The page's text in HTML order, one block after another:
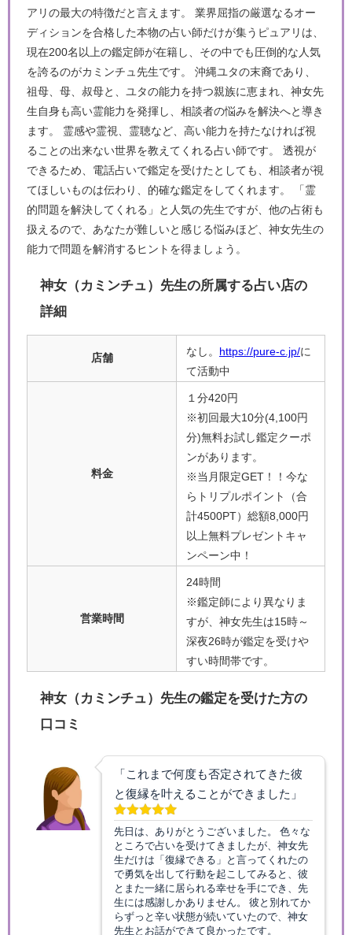
アリの最大の特徴だと言えます。 業界屈指の厳選なるオー
ディションを合格した本物の占い師だけが集うピュアリは、
現在200名以上の鑑定師が在籍し、その中でも圧倒的な人気
を誇るのがカミンチュ先生です。 沖縄ユタの末裔であり、
祖母、母、叔母と、ユタの能力を持つ親族に恵まれ、神女先
生自身も高い霊能力を発揮し、相談者の悩みを解決へと導き
ます。 霊感や霊視、霊聴など、高い能力を持たなければ視
ることの出来ない世界を教えてくれる占い師です。 透視が
できるため、電話占いで鑑定を受けたとしても、相談者が視
てほしいものは伝わり、的確な鑑定をしてくれます。 「霊
的問題を解決してくれる」と人気の先生ですが、他の占術も
扱えるので、あなたが難しいと感じる悩みほど、神女先生の
能力で問題を解消するヒントを得ましょう。
神女（カミンチュ）先生の所属する占い店の
詳細
店舗
なし。 https://pure-c.jp/に
て活動中
料金
１分420円
※初回最大10分(4,100円
分)無料お試し鑑定クーポ
ンがあります。
※当月限定GET！！今な
らトリプルポイント（合
計4500PT）総額8,000円
以上無料プレゼントキャ
ンペーン中！
営業時間
24時間
※鑑定師により異なりま
すが、神女先生は15時～
深夜26時が鑑定を受けや
すい時間帯です。
神女（カミンチュ）先生の鑑定を受けた方の
口コミ
「これまで何度も否定されてきた彼
と復縁を叶えることができました」
先日は、ありがとうございました。 色々な
ところで占いを受けてきましたが、神女先
生だけは「復縁できる」と言ってくれたの
で勇気を出して行動を起こしてみると、彼
とまた一緒に居られる幸せを手にでき、先
生には感謝しかありません。 彼と別れてか
らずっと辛い状態が続いていたので、神女
先生とお話ができて良かったです。